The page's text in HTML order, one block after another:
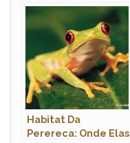
Banho?
Habitat Da
Perereca: Onde Elas